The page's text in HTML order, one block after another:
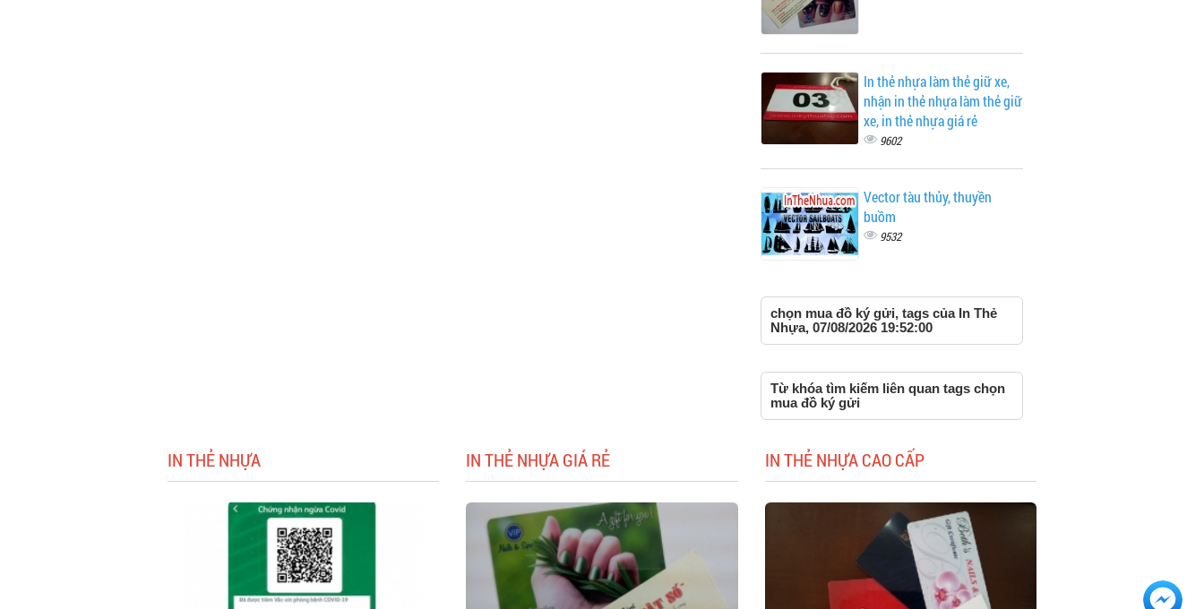
In thẻ nhựa làm thẻ giữ xe,
nhận in thẻ nhựa làm thẻ giữ
xe, in thẻ nhựa giá rẻ
9602
Vector tàu thủy, thuyền
buồm
9532
chọn mua đồ ký gửi, tags của In Thẻ
Nhựa, 07/08/2026 19:52:00
Từ khóa tìm kiếm liên quan tags chọn
mua đồ ký gửi
IN THẺ NHỰA IN THẺ NHỰA GIÁ RẺ IN THẺ NHỰA CAO CẤP